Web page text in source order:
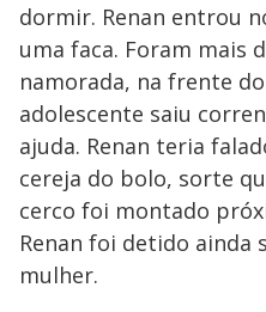
dormir. Renan entrou
uma faca. Foram mais
namorada, na frente
adolescente saiu
ajuda. Renan teria
cereja do bolo, sorte
cerco foi montado
Renan foi detido ainda
mulher.